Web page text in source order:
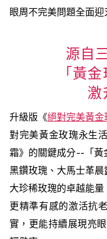
眼周不完美問題全面迎
源自
「黃
激
升級版《絕對完美黃金
對完美黃金玫瑰永生
霜》的關鍵成分--「黃
黑鑽玫瑰、大馬士革晨
大珍稀玫瑰的卓越能
更精準有感的激活抗
實，更能持續展現亮